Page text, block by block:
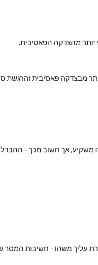
יותר מהצדקה הפאסיבית.
מבצדקה פאסיבית והרגשת
משקיע, אך חשוב מכך - ההבדל